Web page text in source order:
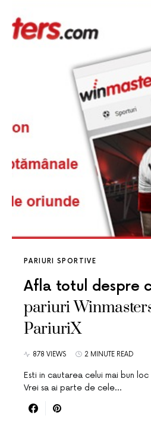
PARIURI SPORTIVE
Afla totul despre
pariuri
PariuriX
878 VIEWS 2 MINUTE READ
Esti in cautarea celui mai bun
Vrei sa ai parte de cele…